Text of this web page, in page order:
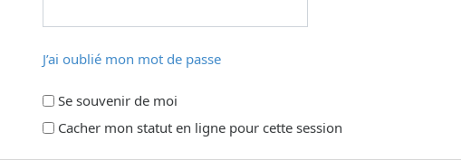
J’ai oublié mon mot de passe
Se souvenir de moi
Cacher mon statut en ligne pour cette session